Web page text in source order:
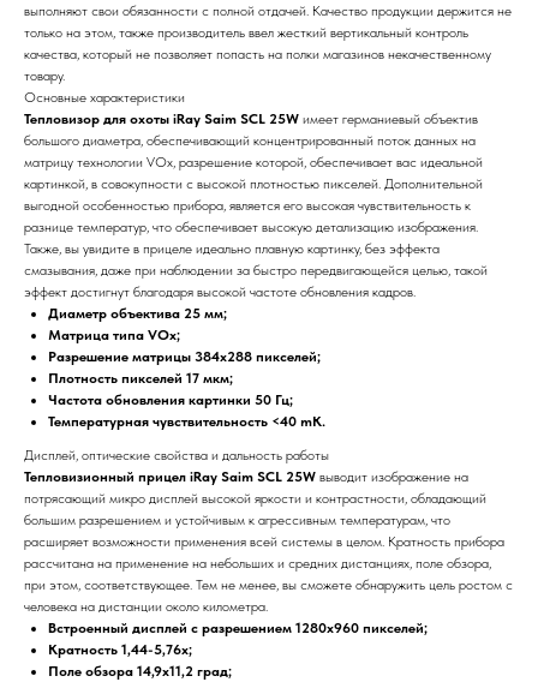
выполняют свои обязанности с полной отдачей. Качество продукции держится не
только на этом, также производитель ввел жесткий вертикальный контроль
качества, который не позволяет попасть на полки магазинов некачественному
товару.
Основные характеристики
Тепловизор для охоты iRay Saim SCL 25W имеет германиевый объектив
большого диаметра, обеспечивающий концентрированный поток данных на
матрицу технологии VOx, разрешение которой, обеспечивает вас идеальной
картинкой, в совокупности с высокой плотностью пикселей. Дополнительной
выгодной особенностью прибора, является его высокая чувствительность к
разнице температур, что обеспечивает высокую детализацию изображения.
Также, вы увидите в прицеле идеально плавную картинку, без эффекта
смазывания, даже при наблюдении за быстро передвигающейся целью, такой
эффект достигнут благодаря высокой частоте обновления кадров.
Диаметр объектива 25 мм;
Матрица типа VOx;
Разрешение матрицы 384х288 пикселей;
Плотность пикселей 17 мкм;
Частота обновления картинки 50 Гц;
Температурная чувствительность <40 mK.
Дисплей, оптические свойства и дальность работы
Тепловизионный прицел iRay Saim SCL 25W выводит изображение на
потрясающий микро дисплей высокой яркости и контрастности, обладающий
большим разрешением и устойчивым к агрессивным температурам, что
расширяет возможности применения всей системы в целом. Кратность прибора
рассчитана на применение на небольших и средних дистанциях, поле обзора,
при этом, соответствующее. Тем не менее, вы сможете обнаружить цель ростом с
человека на дистанции около километра.
Встроенный дисплей с разрешением 1280х960 пикселей;
Кратность 1,44-5,76х;
Поле обзора 14,9х11,2 град;